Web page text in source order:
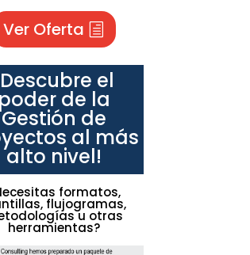
Ver Oferta
el
poder de la
Gestión de
al más
alto nivel!
formatos,
flujogramas,
u otras
herramientas?